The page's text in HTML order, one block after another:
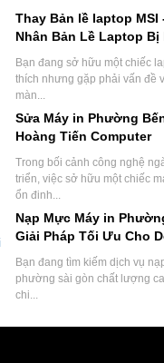
Thay Bản lề laptop MSI
Nhân Bản Lề Laptop Bị
Bạn đang sở hữu một chiếc
thích nhưng gặp phải vấn đề
màn...
Sửa Máy in Phường
Hoàng Tiến Computer
Trong bối cảnh công nghệ
triển, việc sở hữu một chiếc
ổn định...
Nạp Mực Máy in
Giải Pháp Tối Ưu Cho
Bạn đang tìm kiếm dịch vụ
phường sài gòn chất lượng
chi...